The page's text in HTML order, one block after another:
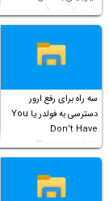
شورت‌کات در آن موجود
است!
سه راه برای رفع ارور
دسترسی به فولدر یا You
Don’t Have
Permission to
Access this folder